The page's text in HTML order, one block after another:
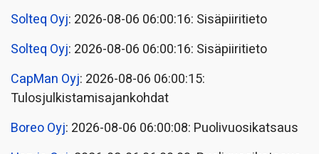
Solteq Oyj: 2026-08-06 06:00:16: Sisäpiiritieto
Solteq Oyj: 2026-08-06 06:00:16: Sisäpiiritieto
CapMan Oyj: 2026-08-06 06:00:15:
Tulosjulkistamisajankohdat
Boreo Oyj: 2026-08-06 06:00:08: Puolivuosikatsaus